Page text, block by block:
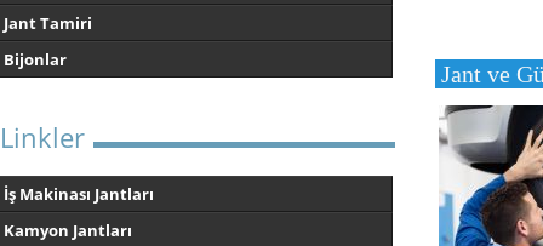
Jant Tamiri
Bijonlar
Linkler
İş Makinası Jantları
Kamyon Jantları
Jant ve